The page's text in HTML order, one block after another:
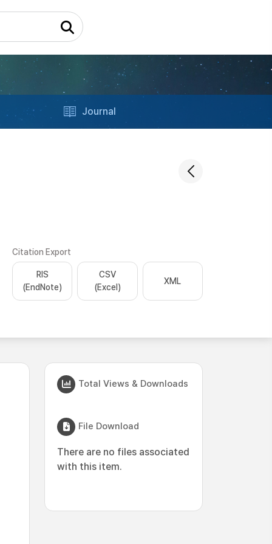
Journal
Citation Export
RIS
(EndNote)
CSV
(Excel)
XML
Total Views & Downloads
File Download
There are no files associated
with this item.